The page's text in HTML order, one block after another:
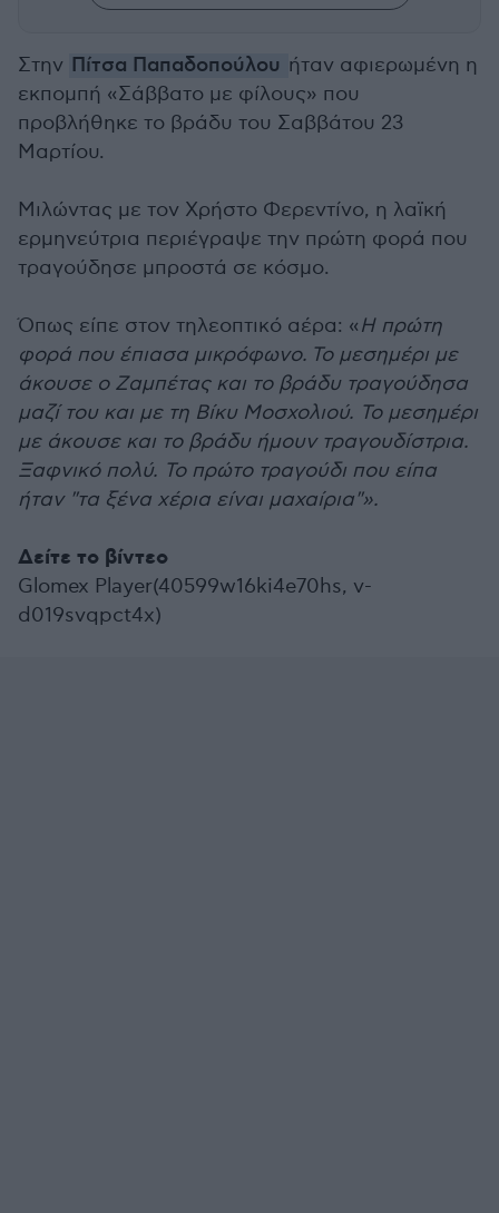
Στην Πίτσα Παπαδοπούλου ήταν αφιερωμένη η
εκπομπή «Σάββατο με φίλους» που
προβλήθηκε το βράδυ του Σαββάτου 23
Μαρτίου.
Μιλώντας με τον Χρήστο Φερεντίνο, η λαϊκή
ερμηνεύτρια περιέγραψε την πρώτη φορά που
τραγούδησε μπροστά σε κόσμο.
Όπως είπε στον τηλεοπτικό αέρα: «Η πρώτη
φορά που έπιασα μικρόφωνο. Το μεσημέρι με
άκουσε ο Ζαμπέτας και το βράδυ τραγούδησα
μαζί του και με τη Βίκυ Μοσχολιού. Το μεσημέρι
με άκουσε και το βράδυ ήμουν τραγουδίστρια.
Ξαφνικό πολύ. Το πρώτο τραγούδι που είπα
ήταν "τα ξένα χέρια είναι μαχαίρια"».
Δείτε το βίντεο
Glomex Player(40599w16ki4e70hs, v-
d019svqpct4x)